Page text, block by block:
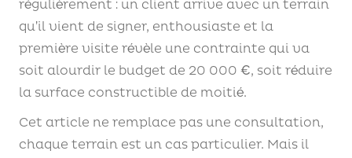
régulièrement : un client arrive avec un terrain
qu’il vient de signer, enthousiaste et la
première visite révèle une contrainte qui va
soit alourdir le budget de 20 000 €, soit réduire
la surface constructible de moitié.
Cet article ne remplace pas une consultation,
chaque terrain est un cas particulier. Mais il